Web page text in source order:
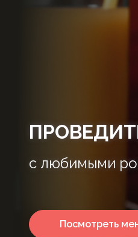
с любимыми
Посмотреть